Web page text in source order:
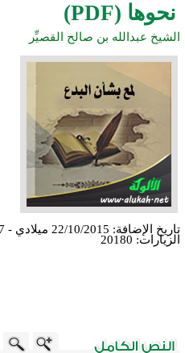
نحوها (PDF)
الشيخ عبدالله بن صالح القصيِّر
تاريخ الإضافة: 22/10/2015 ميلادي - 10/1/1437 هجري
الزيارات: 20180